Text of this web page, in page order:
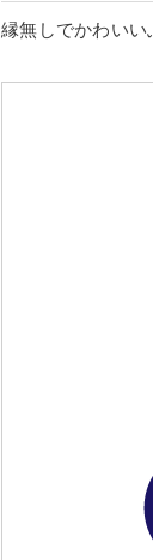
縁無しでかわいい